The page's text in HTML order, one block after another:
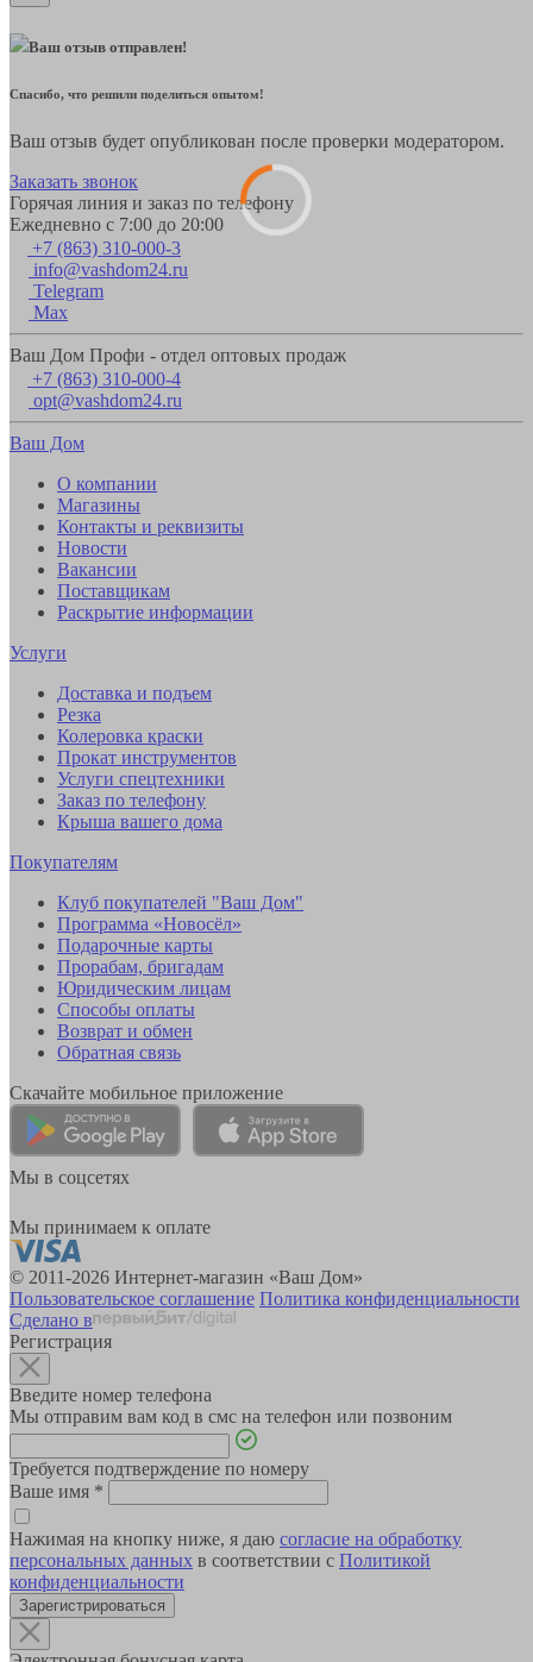
Ваш отзыв отправлен!
Спасибо, что решили поделиться опытом!
Ваш отзыв будет опубликован после проверки модератором.
Заказать звонок
Горячая линия и заказ по телефону
Ежедневно с 7:00 до 20:00
+7 (863) 310-000-3
info@vashdom24.ru
Telegram
Max
Ваш Дом Профи - отдел оптовых продаж
+7 (863) 310-000-4
opt@vashdom24.ru
Ваш Дом
О компании
Магазины
Контакты и реквизиты
Новости
Вакансии
Поставщикам
Раскрытие информации
Услуги
Доставка и подъем
Резка
Колеровка краски
Прокат инструментов
Услуги спецтехники
Заказ по телефону
Крыша вашего дома
Покупателям
Клуб покупателей "Ваш Дом"
Программа «Новосёл»
Подарочные карты
Прорабам, бригадам
Юридическим лицам
Способы оплаты
Возврат и обмен
Обратная связь
Скачайте мобильное приложение
Мы в соцсетях
Мы принимаем к оплате
© 2011-2026 Интернет-магазин «Ваш Дом»
Пользовательское соглашение Политика конфиденциальности
Сделано в
Регистрация
Введите номер телефона
Мы отправим вам код в смс на телефон или позвоним
Требуется подтверждение по номеру
Ваше имя *
Нажимая на кнопку ниже, я даю согласие на обработку
персональных данных в соответствии с Политикой
конфиденциальности
Зарегистрироваться